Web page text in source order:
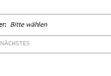
Bitte wählen
NÄCHSTES